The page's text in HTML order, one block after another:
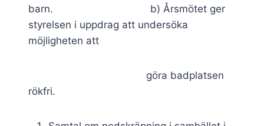
barn. b) Årsmötet ger
styrelsen i uppdrag att undersöka
möjligheten att
göra badplatsen
rökfri.